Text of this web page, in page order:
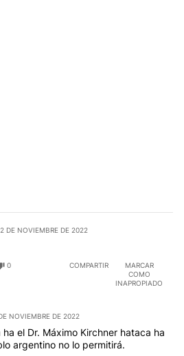
DE NOVIEMBRE DE 2022
0 COMPARTIR
MARCAR
COMO
INAPROPIADO
NOVIEMBRE DE 2022
el Dr. Máximo Kirchner hataca ha
argentino no lo permitirá.